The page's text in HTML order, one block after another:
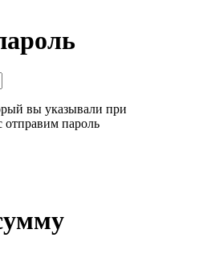
вы указывали при
отправим пароль